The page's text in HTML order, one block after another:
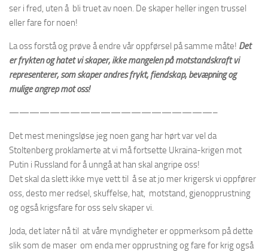
ser i fred, uten å bli truet av noen. De skaper heller ingen trussel
eller fare for noen!
La oss forstå og prøve å endre vår oppførsel på samme måte! Det
er frykten og hatet vi skaper, ikke mangelen på motstandskraft vi
representerer, som skaper andres frykt, fiendskap, bevæpning og
mulige angrep mot oss!
————————————————————–
Det mest meningsløse jeg noen gang har hørt var vel da
Stoltenberg proklamerte at vi må fortsette Ukraina-krigen mot
Putin i Russland for å unngå at han skal angripe oss!
Det skal da slett ikke mye vett til å se at jo mer krigersk vi oppfører
oss, desto mer redsel, skuffelse, hat, motstand, gjenopprustning
og også krigsfare for oss selv skaper vi.
Joda, det later nå til at våre myndigheter er oppmerksom på dette
slik som de maser om enda mer opprustning og fare for krig også